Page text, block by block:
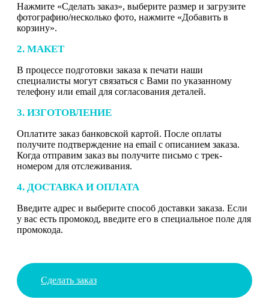
Нажмите «Сделать заказ», выберите размер и загрузите
фотографию/несколько фото, нажмите «Добавить в
корзину».
2. МАКЕТ
В процессе подготовки заказа к печати наши
специалисты могут связаться с Вами по указанному
телефону или email для согласования деталей.
3. ИЗГОТОВЛЕНИЕ
Оплатите заказ банковской картой. После оплаты
получите подтверждение на email с описанием заказа.
Когда отправим заказ вы получите письмо с трек-
номером для отслеживания.
4. ДОСТАВКА И ОПЛАТА
Введите адрес и выберите способ доставки заказа. Если
у вас есть промокод, введите его в специальное поле для
промокода.
Сделать заказ